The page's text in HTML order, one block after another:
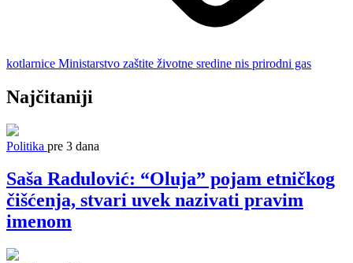
kotlarnice Ministarstvo zaštite životne sredine nis prirodni gas
Najčitaniji
Politika pre 3 dana
Saša Radulović: “Oluja” pojam etničkog
čišćenja, stvari uvek nazivati pravim
imenom